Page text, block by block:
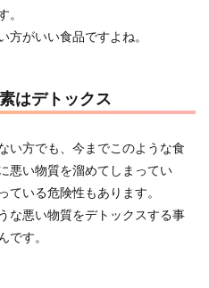
。
がいい食品ですよね。
はデトックス
い方でも、今までこのような食
悪い物質を溜めてしまってい
ている危険性もあります。
な悪い物質をデトックスする事
です。